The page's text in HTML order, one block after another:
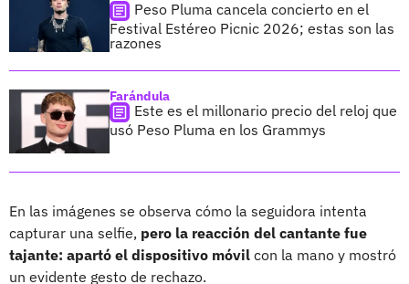
Peso Pluma cancela concierto en el
Festival Estéreo Picnic 2026; estas son las
razones
Farándula
Este es el millonario precio del reloj que
usó Peso Pluma en los Grammys
En las imágenes se observa cómo la seguidora intenta
capturar una selfie, pero la reacción del cantante fue
tajante: apartó el dispositivo móvil con la mano y mostró
un evidente gesto de rechazo.